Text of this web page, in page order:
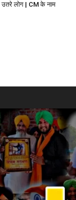
लोग | CM के नाम